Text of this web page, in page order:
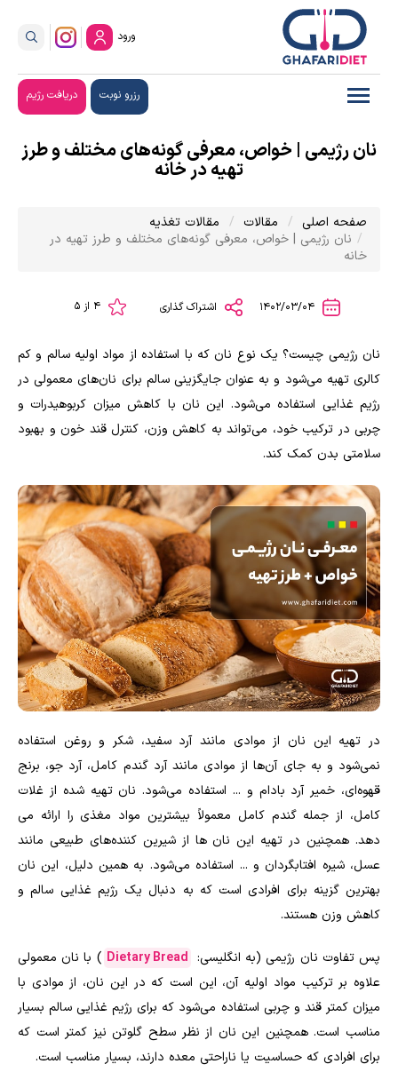
ورود
رزرو نوبت دریافت رژیم
نان رژیمی | خواص، معرفی گونه‌های مختلف و طرز
تهیه در خانه
صفحه اصلی مقالات
مقالات تغذیه
نان رژیمی | خواص، معرفی گونه‌های مختلف و طرز تهیه در
خانه
اشتراک گذاری
نان رژیمی چیست؟ یک نوع نان که با استفاده از مواد اولیه سالم و کم
کالری تهیه می‌شود و به عنوان جایگزینی سالم برای نان‌های معمولی در
رژیم غذایی استفاده می‌شود. این نان با کاهش میزان کربوهیدرات و
چربی در ترکیب خود، می‌تواند به کاهش وزن، کنترل قند خون و بهبود
سلامتی بدن کمک کند.
در تهیه این نان از موادی مانند آرد سفید، شکر و روغن استفاده
نمی‌شود و به جای آن‌ها از موادی مانند آرد گندم کامل، آرد جو، برنج
قهوه‌ای، خمیر آرد بادام و ... استفاده می‌شود. نان تهیه شده از غلات
کامل، از جمله گندم کامل معمولاً بیشترین مواد مغذی را ارائه می
دهد. همچنین در تهیه این نان ها از شیرین کننده‌های طبیعی مانند
عسل، شیره افتابگردان و ... استفاده می‌شود. به همین دلیل، این نان
بهترین گزینه برای افرادی است که به دنبال یک رژیم غذایی سالم و
کاهش وزن هستند.
پس تفاوت نان رژیمی (به انگلیسی: Dietary Bread ) با نان معمولی
علاوه بر ترکیب مواد اولیه آن، این است که در این نان، از موادی با
میزان کمتر قند و چربی استفاده می‌شود که برای رژیم غذایی سالم بسیار
مناسب است. همچنین این نان از نظر سطح گلوتن نیز کمتر است که
برای افرادی که حساسیت یا ناراحتی معده دارند، بسیار مناسب است.